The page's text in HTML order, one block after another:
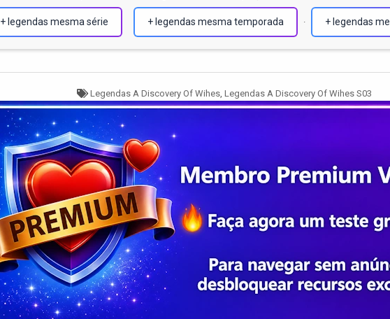
+ legendas mesma série + legendas mesma temporada · + legendas
Tagged
Legendas A Discovery Of Wihes Legendas A Discovery Of Wihes S03